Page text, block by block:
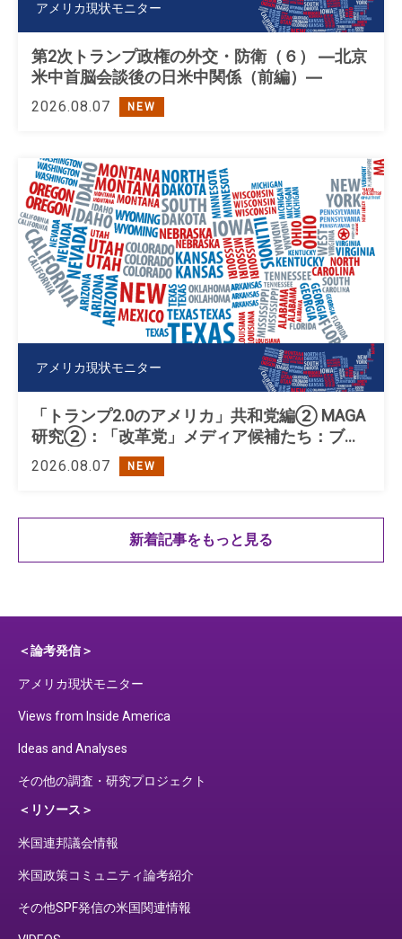
2026.08.07 NEW
第2次トランプ政権の外交・防衛（６） ―北京
米中首脳会談後の日米中関係（前編）―
アメリカ現状モニター
2026.08.07 NEW
「トランプ2.0のアメリカ」共和党編② MAGA
研究②：「改革党」メディア候補たち：ブキ
ャナン、ペロー、トランプ
アメリカ現状モニター
新着記事をもっと見る
＜論考発信＞
アメリカ現状モニター
Views from Inside America
Ideas and Analyses
その他の調査・研究プロジェクト
＜リソース＞
米国連邦議会情報
米国政策コミュニティ論考紹介
その他SPF発信の米国関連情報